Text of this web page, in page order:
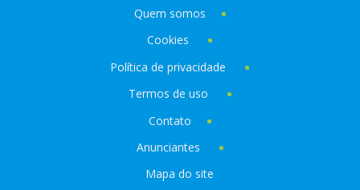
Quem somos
Cookies
Política de privacidade
Termos de uso
Contato
Anunciantes
Mapa do site